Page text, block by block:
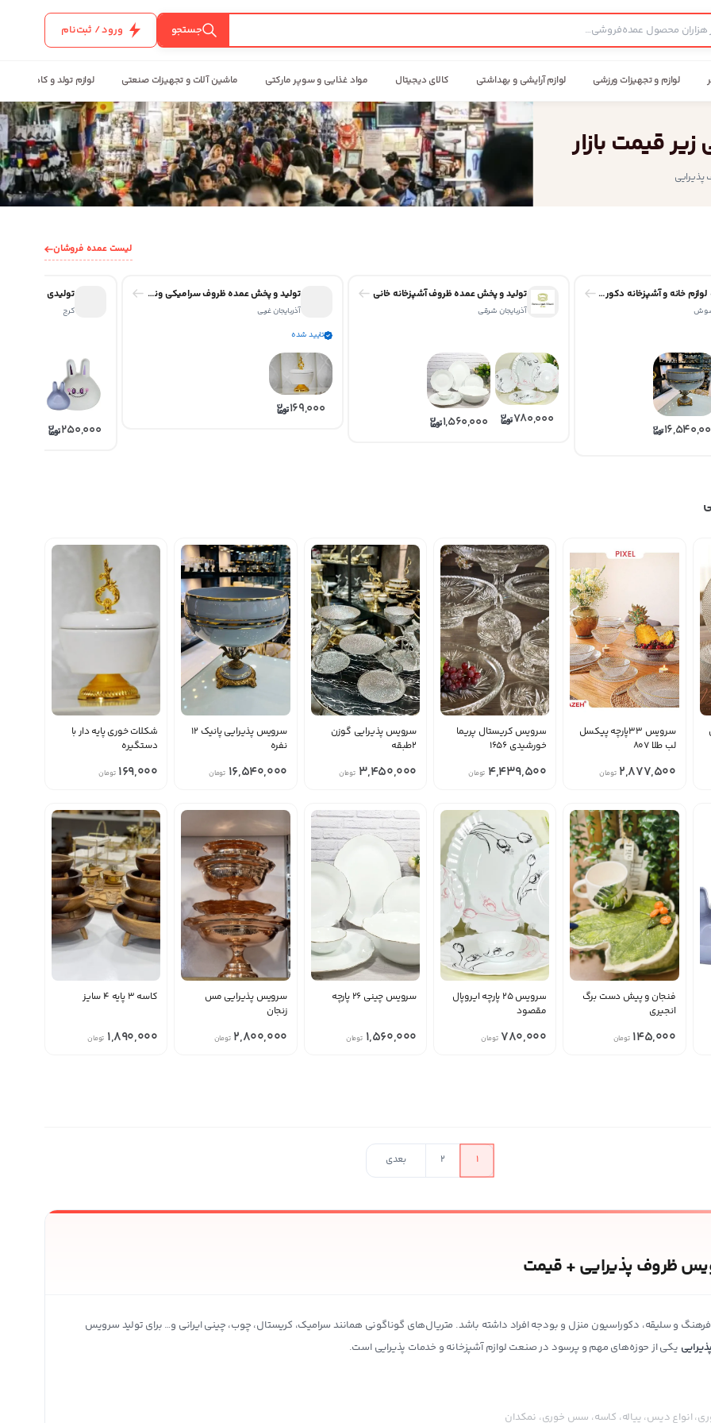
جستجو ورود / ثبت‌نام
لوازم و تجهیزات ورزشی لوازم آرایشی و بهداشتی کالای دیجیتال مواد غذایی و سوپر مارکتی ماشین آلات و تجهیزات صنعتی لوازم تولد و کادویی
قیمت بازار
لیست عمده فروشان
پخش عمده لوازم خانه و آشپزخانه دکوری مکوری
شوش
تولید و پخش عمده ظروف آشپزخانه خانی
آذربایجان شرقی
780,000
1,560,000
تولید و پخش عمده ظروف سرامیکی وندا سرام
آذربایجان غربی
تایید شده
169,000
تولیدی ظروف
کرج
250,000
سرویس 33پارچه پیکسل
لب طلا 807
2,877,500 تومان
سرویس کریستال پریما
خورشیدی 1656
4,439,500 تومان
سرویس پذیرایی گوزن
۲طبقه
3,450,000 تومان
سرویس پذیرایی پانیک ۱۲
نفره
16,540,000 تومان
شکلات خوری پایه دار با
دستگیره
169,000 تومان
فنجان و پيش دست برگ
انجيري
145,000 تومان
سرویس 25 پارچه ایروپال
مقصود
780,000 تومان
سرویس چینی 26 پارچه
1,560,000 تومان
سرویس پذیرایی مس
زنجان
2,800,000 تومان
کاسه ۳ پایه ۴ سایز
1,890,000 تومان
1
2 بعدی
ظروف پذیرایی + قیمت
و سلیقه، دکوراسیون منزل و بودجه افراد داشته باشد. متریال‌های گوناگونی همانند سرامیک، کریستال، چوب، چینی ایرانی و… برای تولید سرویس
یکی از حوزه‌های مهم و پرسود در صنعت لوازم آشپزخانه و خدمات پذیرایی است.
انواع دیس، پیاله، کاسه، سس خوری، نمکدان